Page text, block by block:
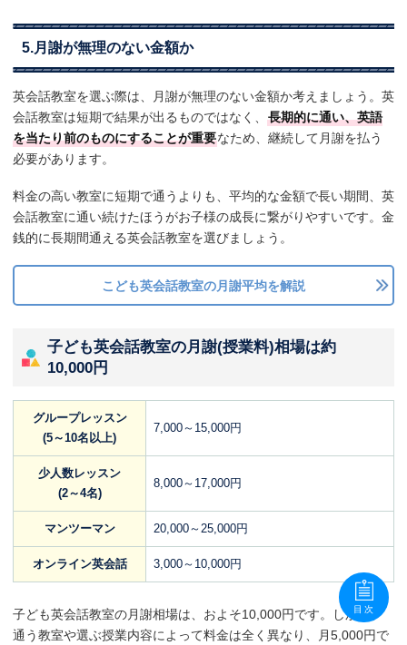
5.月謝が無理のない金額か
英会話教室を選ぶ際は、月謝が無理のない金額か考えましょう。英
会話教室は短期で結果が出るものではなく、 長期的に通い、英語
を当たり前のものにすることが重要なため、継続して月謝を払う
必要があります。
料金の高い教室に短期で通うよりも、平均的な金額で長い期間、英
会話教室に通い続けたほうがお子様の成長に繋がりやすいです。金
銭的に長期間通える英会話教室を選びましょう。
こども英会話教室の月謝平均を解説
子ども英会話教室の月謝(授業料)相場は約
10,000円
グループレッスン
(5～10名以上)
7,000～15,000円
少人数レッスン
(2～4名)
8,000～17,000円
マンツーマン 20,000～25,000円
オンライン英会話 3,000～10,000円
子ども英会話教室の月謝相場は、およそ10,000円です。しかし、
通う教室や選ぶ授業内容によって料金は全く異なり、月5,000円で
目次